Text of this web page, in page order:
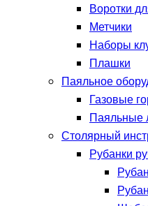
Воротки
Метчики
Наборы
Плашки
Паяльное
Газовые
Паяльные
Столярный
Рубанки